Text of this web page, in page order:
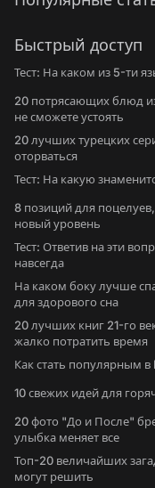
Быстрый доступ
Тест: На каком из 5-ти
20 потрясающих блюд
не сможете устоять
20 лучших турецких
оторваться
Тест: На какую
8 позиций для
новый уровень
Тест: Ответив на эти
навсегда
На каком боку лучше
для здорового сна
20 лучших книг 21-го
жалко потратить время
Как стать популярным
10 свежих идей для
20 фото "До и После"
улыбка меняет все
Топ-20 величайших
могут решить